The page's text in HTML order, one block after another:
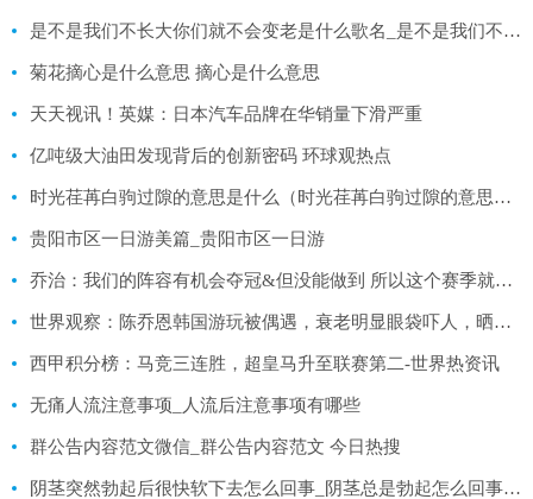
是不是我们不长大你们就不会变老是什么歌名_是不是我们不长大你们就不会变老完整歌词 环球短讯
菊花摘心是什么意思 摘心是什么意思
天天视讯！英媒：日本汽车品牌在华销量下滑严重
亿吨级大油田发现背后的创新密码 环球观热点
时光荏苒白驹过隙的意思是什么（时光荏苒白驹过隙的意思是什么？）
贵阳市区一日游美篇_贵阳市区一日游
乔治：我们的阵容有机会夺冠&但没能做到 所以这个赛季就是失败的 全球新资讯
世界观察：陈乔恩韩国游玩被偶遇，衰老明显眼袋吓人，晒合照网友遭网暴
西甲积分榜：马竞三连胜，超皇马升至联赛第二-世界热资讯
无痛人流注意事项_人流后注意事项有哪些
群公告内容范文微信_群公告内容范文 今日热搜
阴茎突然勃起后很快软下去怎么回事_阴茎总是勃起怎么回事 环球信息